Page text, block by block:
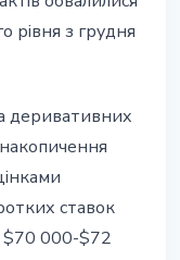
рівня з грудня
деривативних
ставок
$70 000-$72